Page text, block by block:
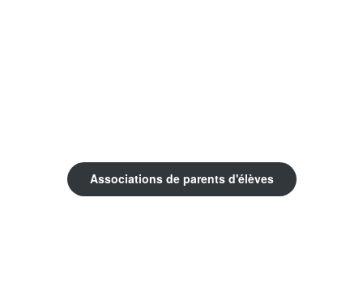
Associations de parents d'élèves